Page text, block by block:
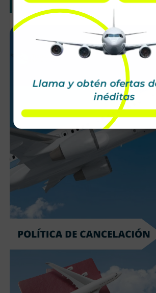
tarifa Plus o agrégala durante la
Llama y obtén ofertas
inéditas